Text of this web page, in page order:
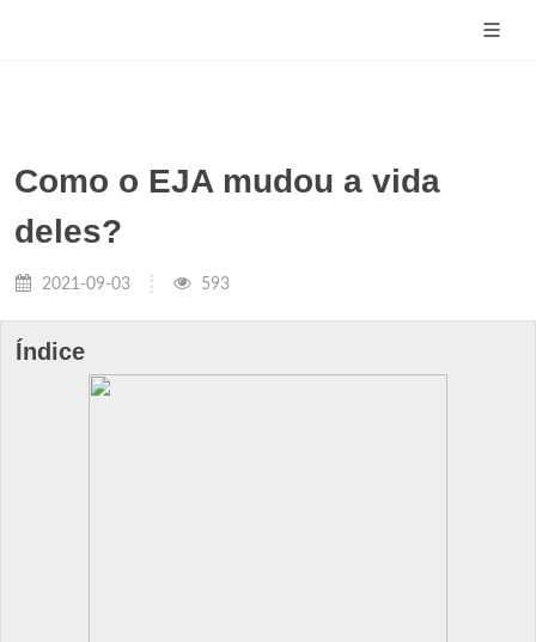
Como o EJA mudou a vida
deles?
2021-09-03 593
Índice